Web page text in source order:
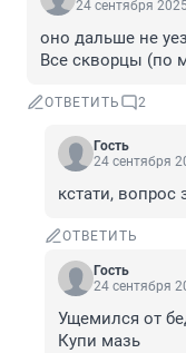
24 сентября
оно дальше не
Все скворцы (по
ОТВЕТИТЬ 2
Гость
24 сентября
кстати,
ОТВЕТИТЬ
Гость
24 сентября
Ущемился от
Купи мазь